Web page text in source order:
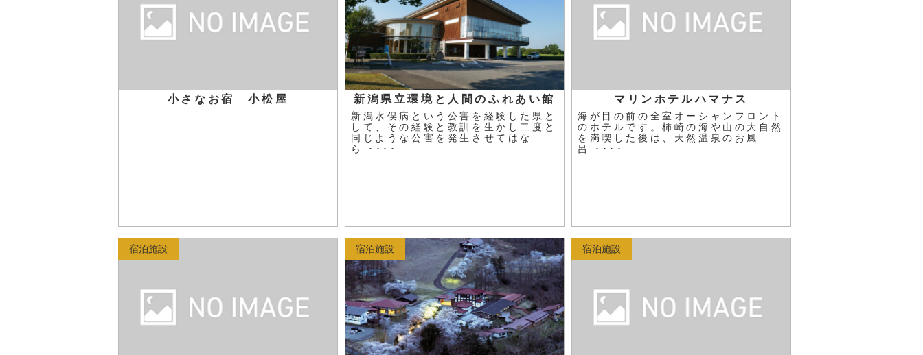
小さなお宿 小松屋 新潟県立環境と人間のふれあい館
新潟水俣病という公害を経験した県と
して、その経験と教訓を生かし二度と
同じような公害を発生させてはな
ら ････
マリンホテルハマナス
海が目の前の全室オーシャンフロント
のホテルです。柿崎の海や山の大自然
を満喫した後は、天然温泉のお風
呂 ････
宿泊施設 宿泊施設 宿泊施設